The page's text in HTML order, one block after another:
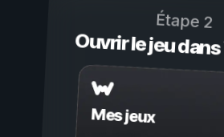
Étape 2
Ouvrir le jeu
Mes jeux